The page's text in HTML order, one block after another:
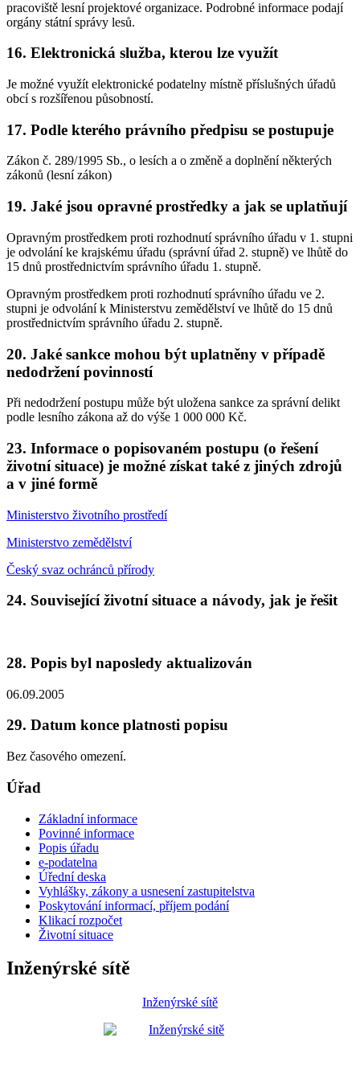
pracoviště lesní projektové organizace. Podrobné informace podají
orgány státní správy lesů.
16. Elektronická služba, kterou lze využít
Je možné využít elektronické podatelny místně příslušných úřadů
obcí s rozšířenou působností.
17. Podle kterého právního předpisu se postupuje
Zákon č. 289/1995 Sb., o lesích a o změně a doplnění některých
zákonů (lesní zákon)
19. Jaké jsou opravné prostředky a jak se uplatňují
Opravným prostředkem proti rozhodnutí správního úřadu v 1. stupni
je odvolání ke krajskému úřadu (správní úřad 2. stupně) ve lhůtě do
15 dnů prostřednictvím správního úřadu 1. stupně.
Opravným prostředkem proti rozhodnutí správního úřadu ve 2.
stupni je odvolání k Ministerstvu zemědělství ve lhůtě do 15 dnů
prostřednictvím správního úřadu 2. stupně.
20. Jaké sankce mohou být uplatněny v případě
nedodržení povinností
Při nedodržení postupu může být uložena sankce za správní delikt
podle lesního zákona až do výše 1 000 000 Kč.
23. Informace o popisovaném postupu (o řešení
životní situace) je možné získat také z jiných zdrojů
a v jiné formě
Ministerstvo životního prostředí
Ministerstvo zemědělství
Český svaz ochránců přírody
24. Související životní situace a návody, jak je řešit
28. Popis byl naposledy aktualizován
06.09.2005
29. Datum konce platnosti popisu
Bez časového omezení.
Úřad
Základní informace
Povinné informace
Popis úřadu
e-podatelna
Úřední deska
Vyhlášky, zákony a usnesení zastupitelstva
Poskytování informací, příjem podání
Klikací rozpočet
Životní situace
Inženýrské sítě
Inženýrské sítě